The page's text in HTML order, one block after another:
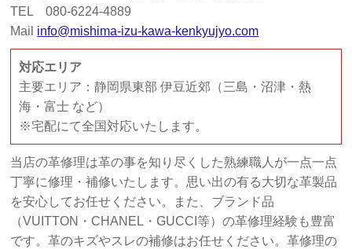
TEL 080-6224-4889
Mail info@mishima-izu-kawa-kenkyujyo.com
対応エリア
主要エリア：静岡県東部 伊豆近郊（三島・沼津・熱
海・富士 など）
※宅配にて全国対応いたします。
当店の革修理は革の事を知り尽くした熟練職人が一点一点
丁寧に修理・補修いたします。思い出の有る大切な革製品
を安心してお任せください。また、ブランド品
（VUITTON・CHANEL・GUCCI等）の革修理経験も豊富
です。革のキズやスレの補修はお任せください。革修理の